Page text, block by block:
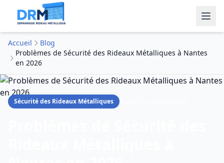
Accueil
Blog
Problèmes de Sécurité des Rideaux Métalliques à Nantes
en 2026
Sécurité des Rideaux Métalliques